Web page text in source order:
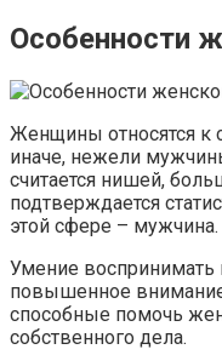
Особенности
Женщины относятся к
иначе, нежели
считается нишей,
подтверждается
этой сфере – мужчина.
Умение
повышенное внимание
способные помочь
собственного дела.